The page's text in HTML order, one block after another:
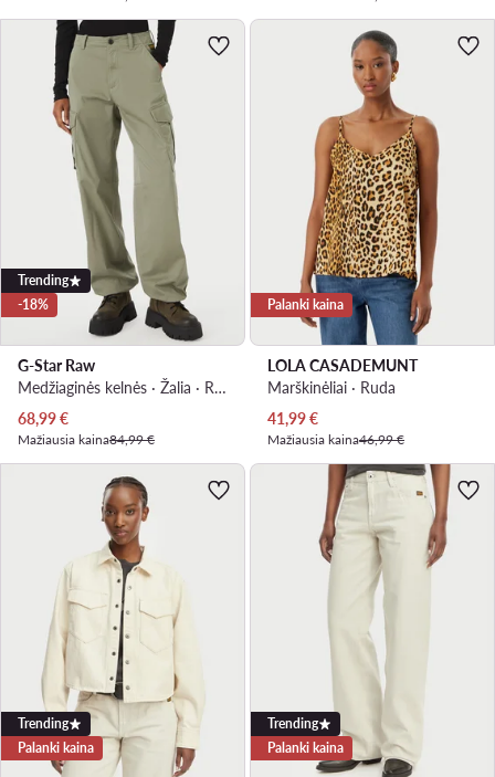
Trending
-18%
G-Star Raw
Medžiaginės kelnės · Žalia · Regular Fit
Dabartinė kaina
68,99€
Mažiausia kaina84,99 €
Palanki kaina
LOLA CASADEMUNT
Marškinėliai · Ruda
Dabartinė kaina
41,99€
Mažiausia kaina46,99 €
Trending
Palanki kaina
Trending
Palanki kaina